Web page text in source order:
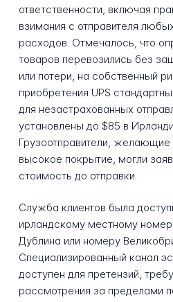
ответственности, включая
взимания с отправителя
расходов. Отмечалось, что
товаров перевозились без
или потери, на собственный
приобретения UPS
для незастрахованных
установлены до $85 в
Грузоотправители, желающие
высокое покрытие, могли
стоимость до отправки.
Служба клиентов была
ирландскому местному
Дублина или номеру
Специализированный канал
доступен для претензий,
рассмотрения за пределами